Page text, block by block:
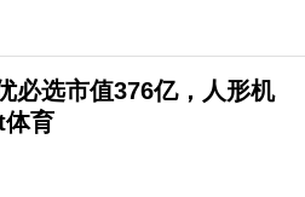
必选市值376亿，人形机
体育